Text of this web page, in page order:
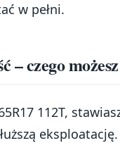
w pełni.
– czego
112T,